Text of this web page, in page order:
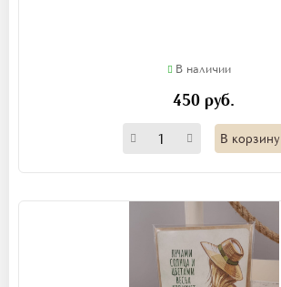
В наличии
450 руб.
В корзину